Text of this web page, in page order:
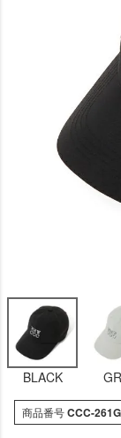
BLACK
商品番号CCC-